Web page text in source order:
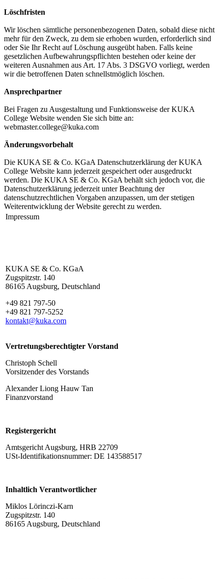
Löschfristen
Wir löschen sämtliche personenbezogenen Daten, sobald diese nicht
mehr für den Zweck, zu dem sie erhoben wurden, erforderlich sind
oder Sie Ihr Recht auf Löschung ausgeübt haben. Falls keine
gesetzlichen Aufbewahrungspflichten bestehen oder keine der
weiteren Ausnahmen aus Art. 17 Abs. 3 DSGVO vorliegt, werden
wir die betroffenen Daten schnellstmöglich löschen.
Ansprechpartner
Bei Fragen zu Ausgestaltung und Funktionsweise der KUKA
College Website wenden Sie sich bitte an:
webmaster.college@kuka.com
Änderungsvorbehalt
Die KUKA SE & Co. KGaA Datenschutzerklärung der KUKA
College Website kann jederzeit gespeichert oder ausgedruckt
werden. Die KUKA SE & Co. KGaA behält sich jedoch vor, die
Datenschutzerklärung jederzeit unter Beachtung der
datenschutzrechtlichen Vorgaben anzupassen, um der stetigen
Weiterentwicklung der Website gerecht zu werden.
Impressum
KUKA SE & Co. KGaA
Zugspitzstr. 140
86165 Augsburg, Deutschland
+49 821 797-50
+49 821 797-5252
kontakt@kuka.com
Vertretungsberechtigter Vorstand
Christoph Schell
Vorsitzender des Vorstands
Alexander Liong Hauw Tan
Finanzvorstand
Registergericht
Amtsgericht Augsburg, HRB 22709
USt-Identifikationsnummer: DE 143588517
Inhaltlich Verantwortlicher
Miklos Lörinczi-Karn
Zugspitzstr. 140
86165 Augsburg, Deutschland